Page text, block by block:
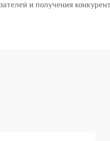
и получения